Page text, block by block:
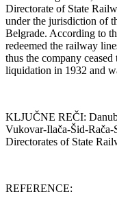
Directorate of State
under the jurisdiction of
Belgrade. According to
redeemed the railway
thus the company
liquidation in 1932 and
KLJUČNE REČI:
Vukovar-Ilača-Šid-
Directorates of State
REFERENCE: